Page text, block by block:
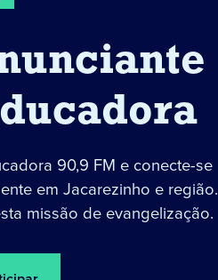
90,9 FM e conecte-se
em Jacarezinho e região.
missão de evangelização.